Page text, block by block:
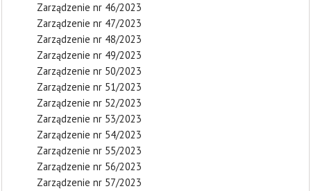
Zarządzenie nr 46/2023
Zarządzenie nr 47/2023
Zarządzenie nr 48/2023
Zarządzenie nr 49/2023
Zarządzenie nr 50/2023
Zarządzenie nr 51/2023
Zarządzenie nr 52/2023
Zarządzenie nr 53/2023
Zarządzenie nr 54/2023
Zarządzenie nr 55/2023
Zarządzenie nr 56/2023
Zarządzenie nr 57/2023